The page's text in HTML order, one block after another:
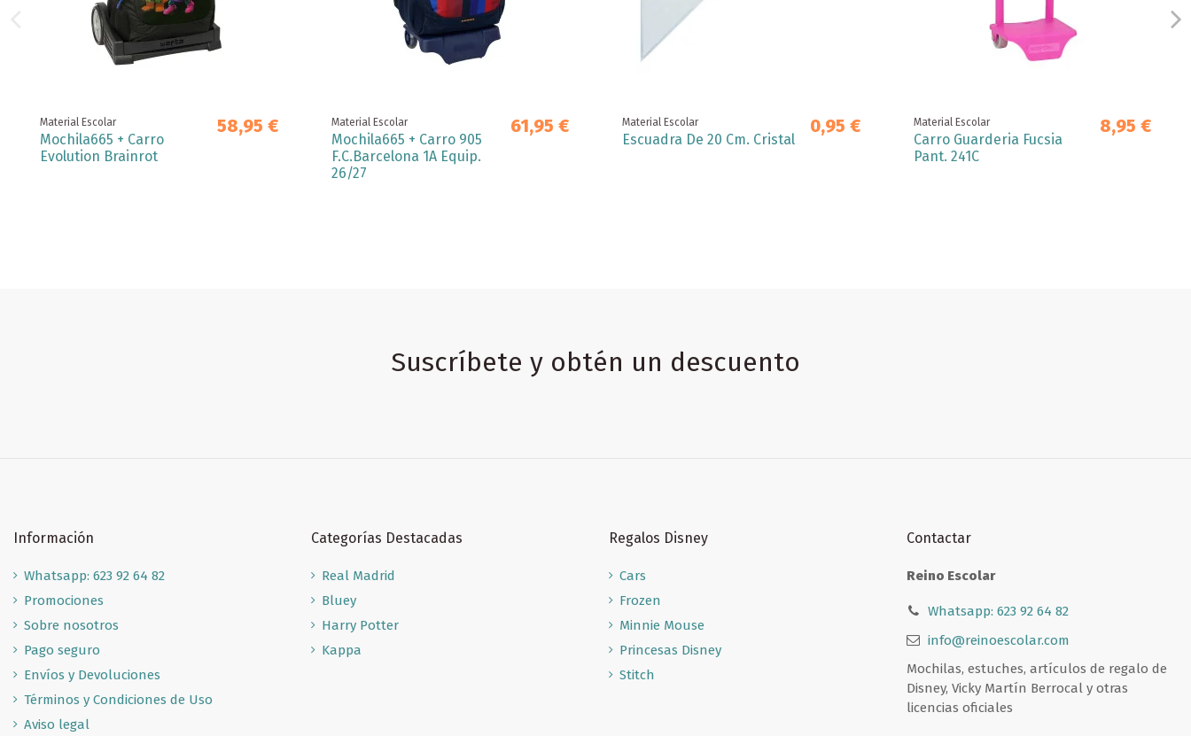
Material Escolar
Mochila665 + Carro
Evolution Brainrot
58,95 € Material Escolar
Mochila665 + Carro 905
F.C.Barcelona 1A Equip.
26/27
61,95 € Material Escolar
Escuadra De 20 Cm. Cristal
0,95 € Material Escolar
Carro Guarderia Fucsia
Pant. 241C
8,95 €
Suscríbete y obtén un descuento
Información
Whatsapp: 623 92 64 82
Promociones
Sobre nosotros
Pago seguro
Envíos y Devoluciones
Términos y Condiciones de Uso
Aviso legal
Categorías Destacadas
Real Madrid
Bluey
Harry Potter
Kappa
Regalos Disney
Cars
Frozen
Minnie Mouse
Princesas Disney
Stitch
Contactar
Reino Escolar
Whatsapp: 623 92 64 82
info@reinoescolar.com
Mochilas, estuches, artículos de regalo de
Disney, Vicky Martín Berrocal y otras
licencias oficiales